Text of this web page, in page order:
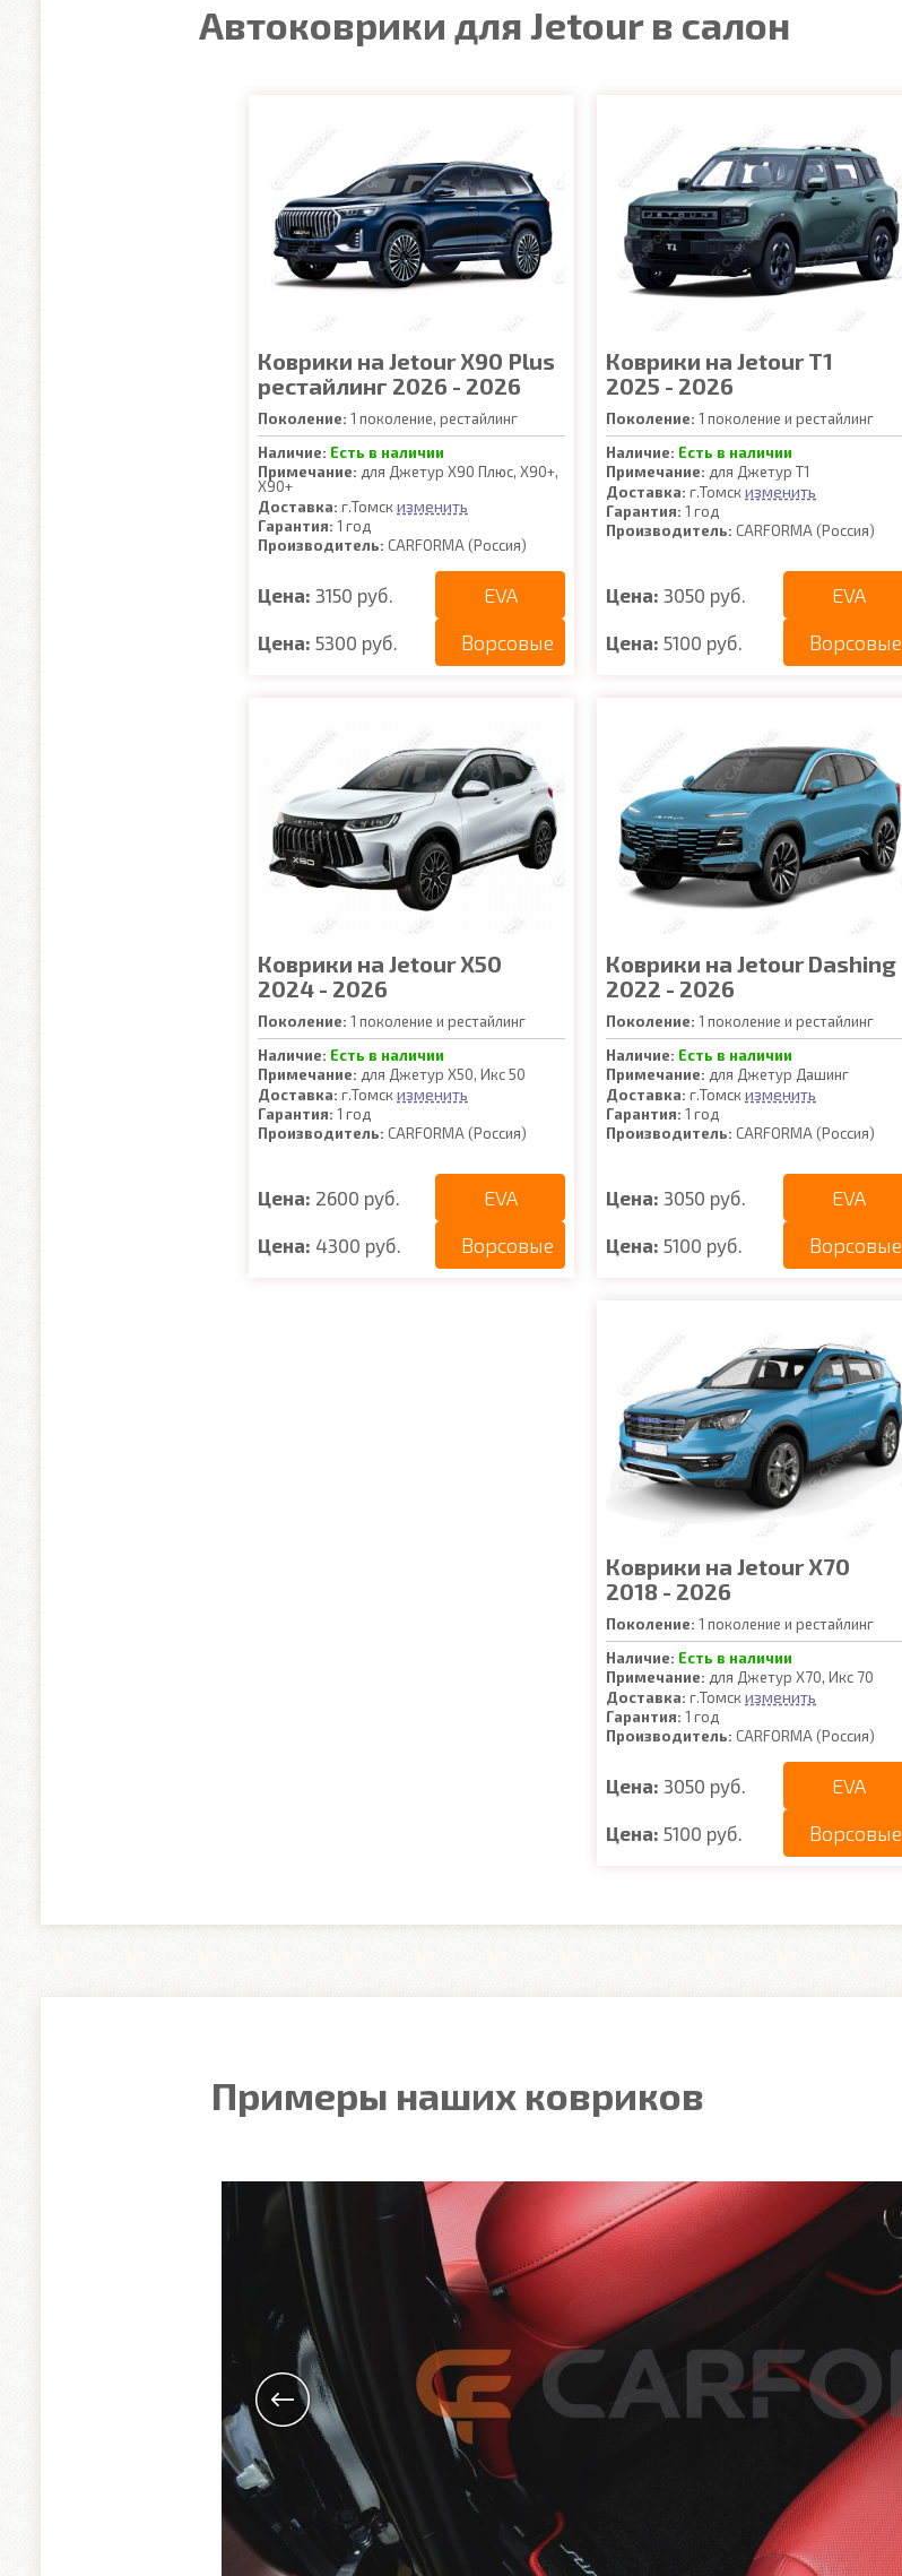
Автоковрики для Jetour в салон
Коврики на Jetour X90 Plus
рестайлинг 2026 - 2026
Поколение: 1 поколение, рестайлинг
Наличие: Есть в наличии
Примечание: для Джетур Х90 Плюс, Х90+,
X90+
Доставка: г.Томск изменить
Гарантия: 1 год
Производитель: CARFORMA (Россия)
Цена: 3150 руб. EVA
Цена: 5300 руб. Ворсовые
Коврики на Jetour T1
2025 - 2026
Поколение: 1 поколение и рестайлинг
Наличие: Есть в наличии
Примечание: для Джетур Т1
Доставка: г.Томск изменить
Гарантия: 1 год
Производитель: CARFORMA (Россия)
Цена: 3050 руб. EVA
Цена: 5100 руб. Ворсовые
Коврики на Jetour X50
2024 - 2026
Поколение: 1 поколение и рестайлинг
Наличие: Есть в наличии
Примечание: для Джетур Х50, Икс 50
Доставка: г.Томск изменить
Гарантия: 1 год
Производитель: CARFORMA (Россия)
Цена: 2600 руб. EVA
Цена: 4300 руб. Ворсовые
Коврики на Jetour Dashing
2022 - 2026
Поколение: 1 поколение и рестайлинг
Наличие: Есть в наличии
Примечание: для Джетур Дашинг
Доставка: г.Томск изменить
Гарантия: 1 год
Производитель: CARFORMA (Россия)
Цена: 3050 руб. EVA
Цена: 5100 руб. Ворсовые
Коврики на Jetour X70
2018 - 2026
Поколение: 1 поколение и рестайлинг
Наличие: Есть в наличии
Примечание: для Джетур Х70, Икс 70
Доставка: г.Томск изменить
Гарантия: 1 год
Производитель: CARFORMA (Россия)
Цена: 3050 руб. EVA
Цена: 5100 руб. Ворсовые
Примеры наших ковриков